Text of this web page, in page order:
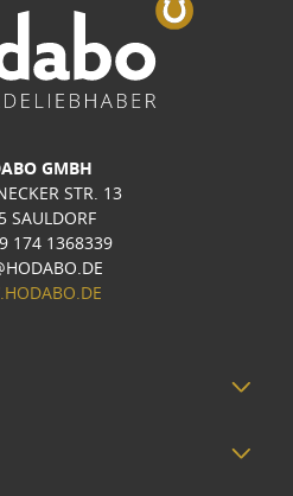
GMBH
STR. 13
SAULDORF
174 1368339